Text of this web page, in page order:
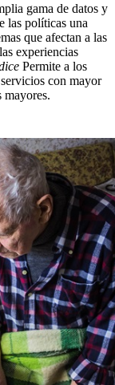
gama de datos y
las políticas una
que afectan a las
experiencias
Permite a los
con mayor
mayores.